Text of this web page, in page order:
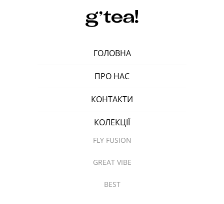
ГОЛОВНА
ПРО НАС
КОНТАКТИ
КОЛЕКЦІЇ
FLY FUSION
GREAT VIBE
BEST